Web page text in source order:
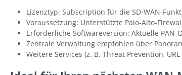
Lizenztyp: Subscription für die SD-WAN-
Voraussetzung: Unterstützte Palo-Alto-
Erforderliche Softwareversion: Aktuelle PAN-
Zentrale Verwaltung empfohlen über
Weitere Services (z. B. Threat Prevention,